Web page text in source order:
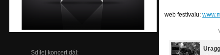
Sdílej koncert dál:
web festivalu: